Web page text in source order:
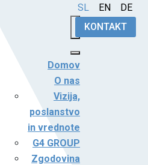
SL EN DE
Domov
O nas
Vizija,
poslanstvo
in vrednote
G4 GROUP
Zgodovina
KONTAKT